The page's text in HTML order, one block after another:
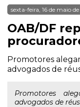
sexta-feira, 16 de maio
OAB/DF
Promotores
advogados de
Promotores
advogados de